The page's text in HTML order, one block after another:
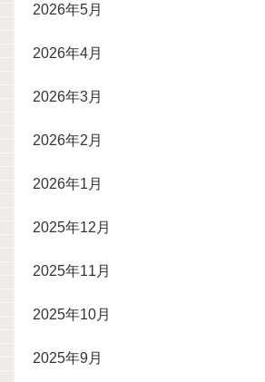
2026年5月
2026年4月
2026年3月
2026年2月
2026年1月
2025年12月
2025年11月
2025年10月
2025年9月